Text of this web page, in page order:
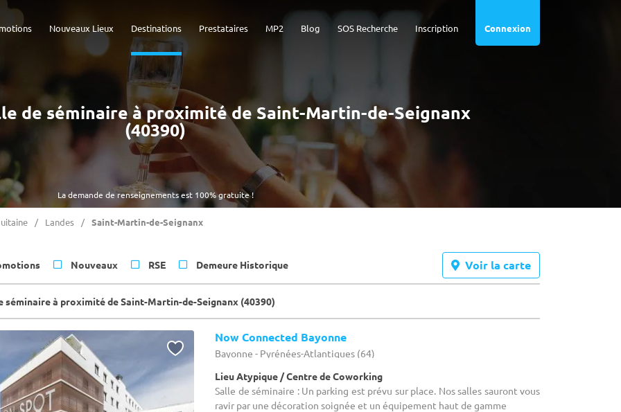
Connexion
Inscription
SOS Recherche
Blog
MP2
Prestataires
Destinations
Nouveaux Lieux
La demande de renseignements est 100% gratuite !
de séminaire à proximité de Saint-Martin-de-Seignanx
(40390)
Landes Saint-Martin-de-Seignanx
Nouveaux RSE Demeure Historique Voir la carte
séminaire à proximité de Saint-Martin-de-Seignanx (40390)
Now Connected Bayonne
Bayonne - Pyrénées-Atlantiques (64)
Lieu Atypique / Centre de Coworking
Salle de séminaire : Un parking est prévu sur place. Nos salles sauront vous
ravir par une décoration soignée et un équipement haut de gamme